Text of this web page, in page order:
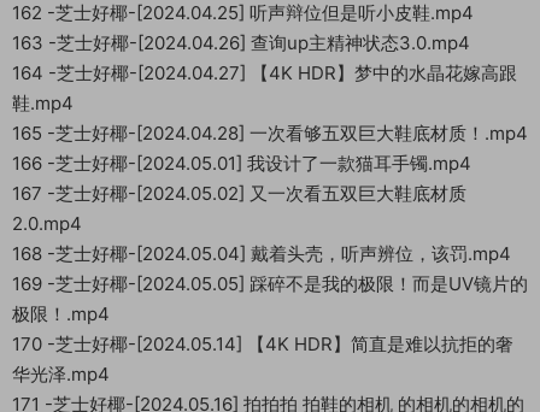
162 -芝士好椰-[2024.04.25] 听声辩位但是听小皮鞋.mp4
163 -芝士好椰-[2024.04.26] 查询up主精神状态3.0.mp4
164 -芝士好椰-[2024.04.27] 【4K HDR】梦中的水晶花嫁高跟
鞋.mp4
165 -芝士好椰-[2024.04.28] 一次看够五双巨大鞋底材质！.mp4
166 -芝士好椰-[2024.05.01] 我设计了一款猫耳手镯.mp4
167 -芝士好椰-[2024.05.02] 又一次看五双巨大鞋底材质
2.0.mp4
168 -芝士好椰-[2024.05.04] 戴着头壳，听声辨位，该罚.mp4
169 -芝士好椰-[2024.05.05] 踩碎不是我的极限！而是UV镜片的
极限！.mp4
170 -芝士好椰-[2024.05.14] 【4K HDR】简直是难以抗拒的奢
华光泽.mp4
171 -芝士好椰-[2024.05.16] 拍拍拍 拍鞋的相机 的相机的相机的